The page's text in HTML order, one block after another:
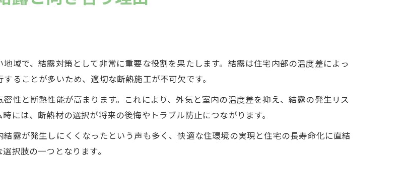
断熱が冬の湿気トラブルを防ぐポイント
と結露を抑える吹付断熱の性能解説
の湿気対策に吹付断熱が選ばれる理由
クを抑える断熱の基本知識
断熱と他断熱材の結露リスク比較
結露を防ぐ吹付断熱の効果的な活用法
域で、結露対策として非常に重要な役割を果たします。結露は住宅内部の温度差によっ
ることが多いため、適切な断熱施工が不可欠です。
性と断熱性能が高まります。これにより、外気と室内の温度差を抑え、結露の発生リス
には、断熱材の選択が将来の後悔やトラブル防止につながります。
露が発生しにくくなったという声も多く、快適な住環境の実現と住宅の長寿命化に直結
択肢の一つとなります。